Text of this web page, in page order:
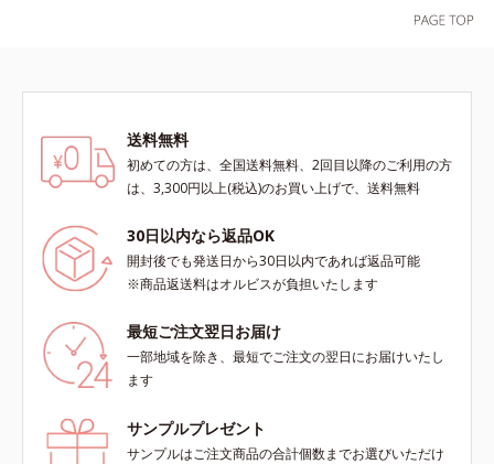
送料無料
初めての方は、全国送料無料、2回目以降のご利用の方
は、3,300円以上(税込)のお買い上げで、送料無料
30日以内なら返品OK
開封後でも発送日から30日以内であれば返品可能
※商品返送料はオルビスが負担いたします
最短ご注文翌日お届け
一部地域を除き、最短でご注文の翌日にお届けいたし
ます
サンプルプレゼント
サンプルはご注文商品の合計個数までお選びいただけ